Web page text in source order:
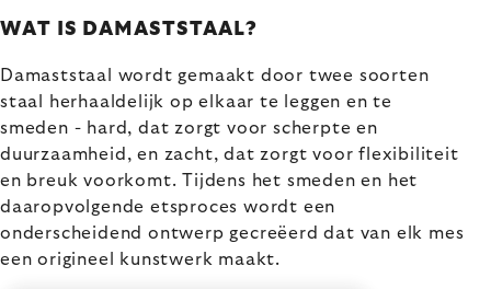
WAT IS DAMASTSTAAL?
Damaststaal wordt gemaakt door twee soorten
staal herhaaldelijk op elkaar te leggen en te
smeden - hard, dat zorgt voor scherpte en
duurzaamheid, en zacht, dat zorgt voor flexibiliteit
en breuk voorkomt. Tijdens het smeden en het
daaropvolgende etsproces wordt een
onderscheidend ontwerp gecreëerd dat van elk mes
een origineel kunstwerk maakt.